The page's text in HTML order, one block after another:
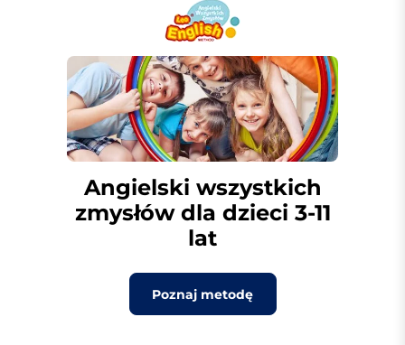
Angielski wszystkich
zmysłów dla dzieci 3-11
lat
Poznaj metodę